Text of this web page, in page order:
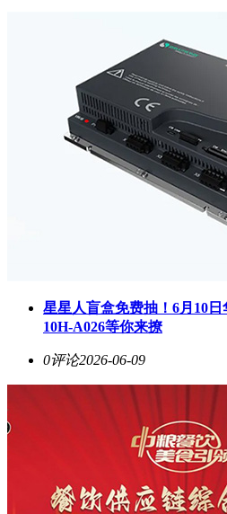
星星人盲盒免费抽！6月10
10H-A026等你来撩
0评论2026-06-09